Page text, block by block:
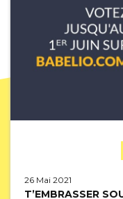
26 Mai 2021
T’EMBRASSER